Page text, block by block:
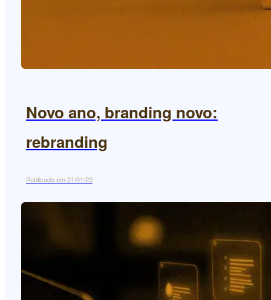
Novo ano, branding novo:
rebranding
Publicado em 21/01/25